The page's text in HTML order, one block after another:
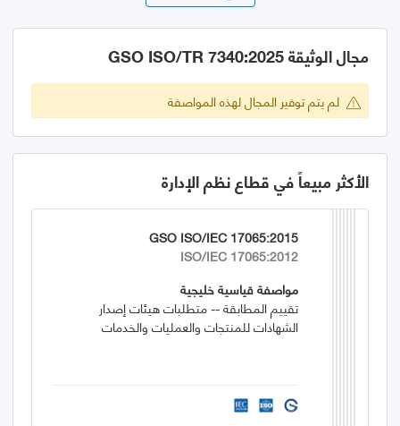
مجال الوثيقة GSO ISO/TR 7340:2025
لم يتم توفير المجال لهذه المواصفة
الأكثر مبيعاً في قطاع نظم الإدارة
GSO ISO/IEC 17065:2015
ISO/IEC 17065:2012
مواصفة قياسية خليجية
تقييم المطابقة -- متطلبات هيئات إصدار
الشهادات للمنتجات والعمليات والخدمات